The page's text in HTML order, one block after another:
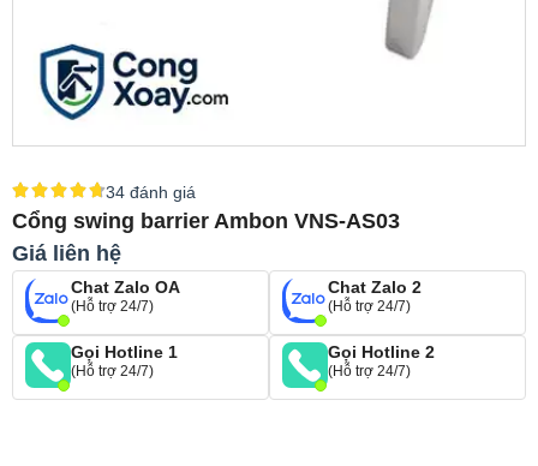
34 đánh giá
Cổng swing barrier Ambon VNS-AS03
Giá liên hệ
Chat Zalo OA
(Hỗ trợ 24/7)
Chat Zalo 2
(Hỗ trợ 24/7)
Gọi Hotline 1
(Hỗ trợ 24/7)
Gọi Hotline 2
(Hỗ trợ 24/7)